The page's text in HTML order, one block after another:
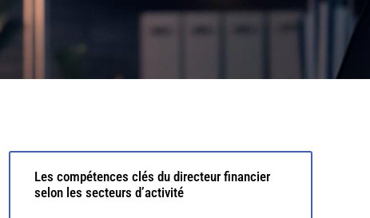
Les compétences clés du directeur financier
selon les secteurs d’activité